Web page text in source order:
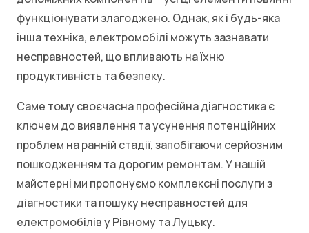
функціонувати злагоджено. Однак, як і будь-яка
інша техніка, електромобілі можуть зазнавати
несправностей, що впливають на їхню
продуктивність та безпеку.
Саме тому своєчасна професійна діагностика є
ключем до виявлення та усунення потенційних
проблем на ранній стадії, запобігаючи серйозним
пошкодженням та дорогим ремонтам. У нашій
майстерні ми пропонуємо комплексні послуги з
діагностики та пошуку несправностей для
електромобілів у Рівному та Луцьку.